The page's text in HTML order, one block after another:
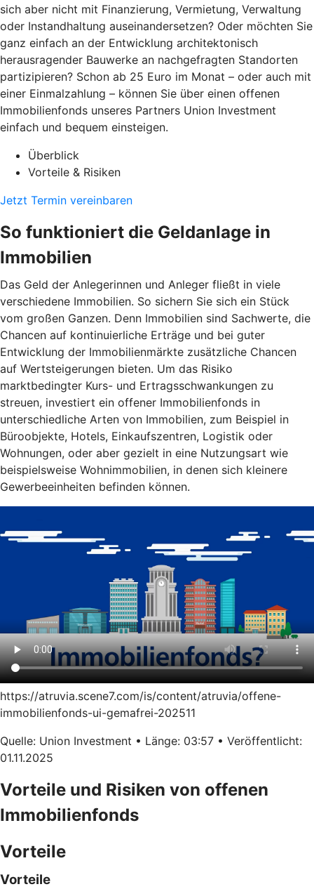
sich aber nicht mit Finanzierung, Vermietung, Verwaltung
oder Instandhaltung auseinandersetzen? Oder möchten Sie
ganz einfach an der Entwicklung architektonisch
herausragender Bauwerke an nachgefragten Standorten
partizipieren? Schon ab 25 Euro im Monat – oder auch mit
einer Einmalzahlung – können Sie über einen offenen
Immobilienfonds unseres Partners Union Investment
einfach und bequem einsteigen.
Überblick
Vorteile & Risiken
Jetzt Termin vereinbaren
So funktioniert die Geldanlage in
Immobilien
Das Geld der Anlegerinnen und Anleger fließt in viele
verschiedene Immobilien. So sichern Sie sich ein Stück
vom großen Ganzen. Denn Immobilien sind Sachwerte, die
Chancen auf kontinuierliche Erträge und bei guter
Entwicklung der Immobilienmärkte zusätzliche Chancen
auf Wertsteigerungen bieten. Um das Risiko
marktbedingter Kurs- und Ertragsschwankungen zu
streuen, investiert ein offener Immobilienfonds in
unterschiedliche Arten von Immobilien, zum Beispiel in
Büroobjekte, Hotels, Einkaufszentren, Logistik oder
Wohnungen, oder aber gezielt in eine Nutzungsart wie
beispielsweise Wohnimmobilien, in denen sich kleinere
Gewerbeeinheiten befinden können.
https://atruvia.scene7.com/is/content/atruvia/offene-
immobilienfonds-ui-gemafrei-202511
Quelle: Union Investment • Länge: 03:57 • Veröffentlicht:
01.11.2025
Vorteile und Risiken von offenen
Immobilienfonds
Vorteile
Vorteile